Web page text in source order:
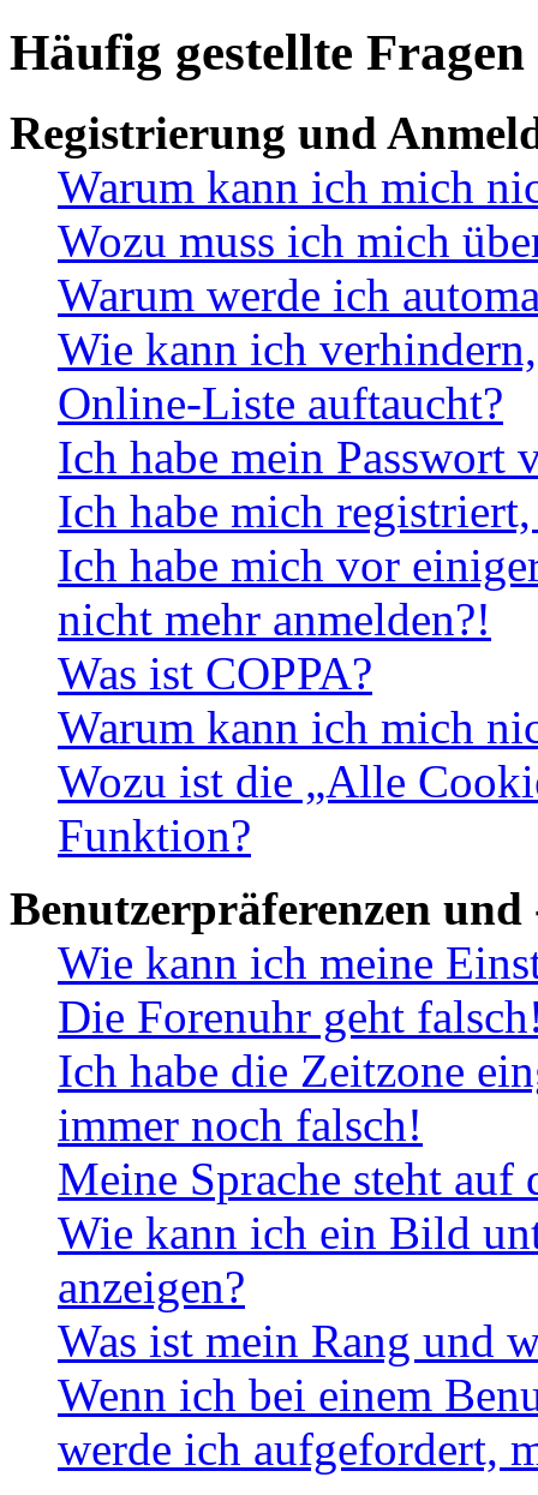
Häufig gestellte Fragen
Registrierung und
Warum kann ich mich
Wozu muss ich mich
Warum werde ich
Wie kann ich
Online-Liste auftaucht?
Ich habe mein Passwort
Ich habe mich
Ich habe mich vor
nicht mehr anmelden?!
Was ist COPPA?
Warum kann ich mich
Wozu ist die „Alle
Funktion?
Benutzerpräferenzen und
Wie kann ich meine
Die Forenuhr geht
Ich habe die Zeitzone
immer noch falsch!
Meine Sprache steht
Wie kann ich ein Bild
anzeigen?
Was ist mein Rang und
Wenn ich bei einem
werde ich aufgefordert,